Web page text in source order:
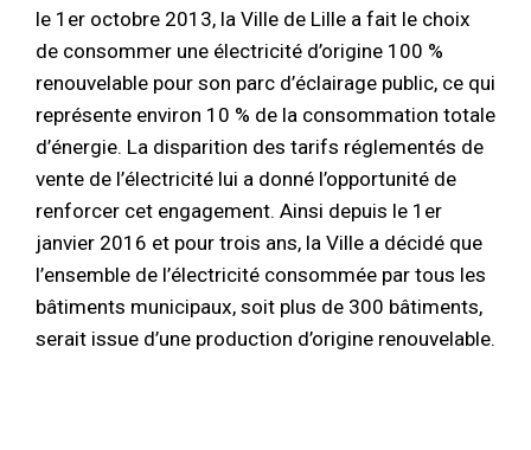
le 1er octobre 2013, la Ville de Lille a fait le choix
de consommer une électricité d’origine 100 %
renouvelable pour son parc d’éclairage public, ce qui
représente environ 10 % de la consommation totale
d’énergie. La disparition des tarifs réglementés de
vente de l’électricité lui a donné l’opportunité de
renforcer cet engagement. Ainsi depuis le 1er
janvier 2016 et pour trois ans, la Ville a décidé que
l’ensemble de l’électricité consommée par tous les
bâtiments municipaux, soit plus de 300 bâtiments,
serait issue d’une production d’origine renouvelable.